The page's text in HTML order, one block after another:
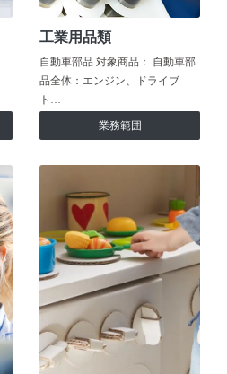
工業用品類
自動車部品 対象商品： 自動車部
品全体：エンジン、ドライブ
ト…
業務範囲